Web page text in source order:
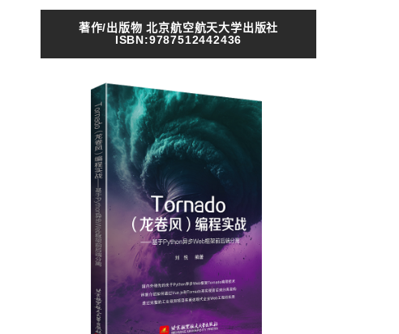
著作/出版物 北京航空航天大学出版社
ISBN:9787512442436